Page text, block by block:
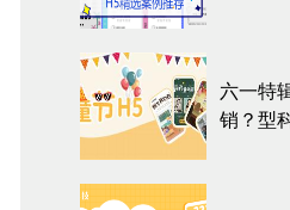
六一特
销？型